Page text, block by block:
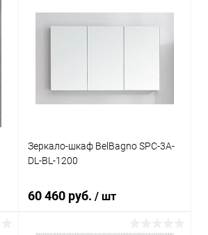
В корзину
Сравнение
Зеркало-шкаф BelBagno SPC-3A-
DL-BL-1200
60 460 руб./ шт